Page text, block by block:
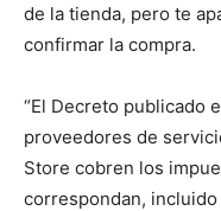
de la tienda, pero te
confirmar la compra.
“El Decreto publicado
proveedores de
Store cobren los
correspondan,